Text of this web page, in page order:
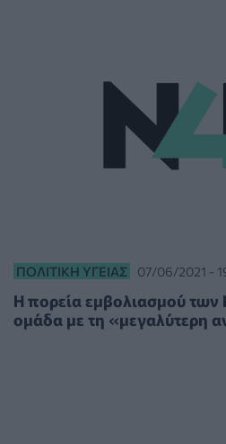
ΠΟΛΙΤΙΚΉ ΥΓΕΊΑΣ 07/06/2021 -
Η πορεία εμβολιασμού των
ομάδα με τη «μεγαλύτερη